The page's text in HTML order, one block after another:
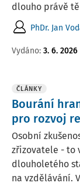
dlouho právě
PhDr. Jan
Vydáno: 3. 6. 2026
ČLÁNKY
Bourání
pro rozvoj
Osobní
zřizovatele - to
dlouholetého
na vzdělávání.